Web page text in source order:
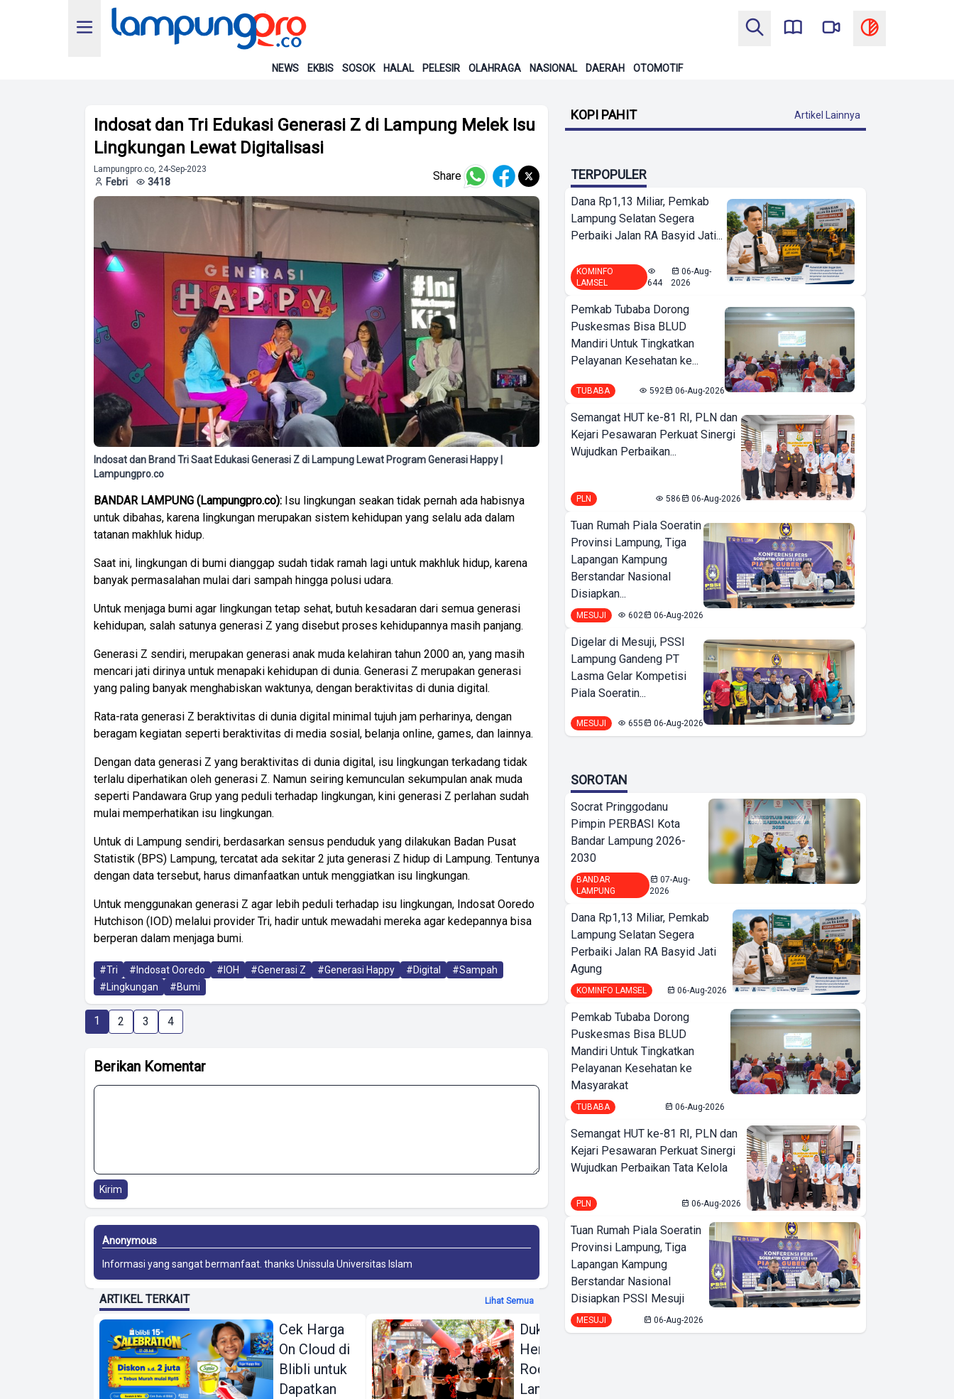
NEWS EKBIS SOSOK HALAL PELESIR OLAHRAGA NASIONAL DAERAH OTOMOTIF
Indosat dan Tri Edukasi Generasi Z di Lampung Melek Isu
Lingkungan Lewat Digitalisasi
Lampungpro.co, 24-Sep-2023
Febri 3418 Share
Indosat dan Brand Tri Saat Edukasi Generasi Z di Lampung Lewat Program Generasi Happy |
Lampungpro.co
BANDAR LAMPUNG (Lampungpro.co): Isu lingkungan seakan tidak pernah ada habisnya
untuk dibahas, karena lingkungan merupakan sistem kehidupan yang selalu ada dalam
tatanan makhluk hidup.
Saat ini, lingkungan di bumi dianggap sudah tidak ramah lagi untuk makhluk hidup, karena
banyak permasalahan mulai dari sampah hingga polusi udara.
Untuk menjaga bumi agar lingkungan tetap sehat, butuh kesadaran dari semua generasi
kehidupan, salah satunya generasi Z yang disebut proses kehidupannya masih panjang.
Generasi Z sendiri, merupakan generasi anak muda kelahiran tahun 2000 an, yang masih
mencari jati dirinya untuk menapaki kehidupan di dunia. Generasi Z merupakan generasi
yang paling banyak menghabiskan waktunya, dengan beraktivitas di dunia digital.
Rata-rata generasi Z beraktivitas di dunia digital minimal tujuh jam perharinya, dengan
beragam kegiatan seperti beraktivitas di media sosial, belanja online, games, dan lainnya.
Dengan data generasi Z yang beraktivitas di dunia digital, isu lingkungan terkadang tidak
terlalu diperhatikan oleh generasi Z. Namun seiring kemunculan sekumpulan anak muda
seperti Pandawara Grup yang peduli terhadap lingkungan, kini generasi Z perlahan sudah
mulai memperhatikan isu lingkungan.
Untuk di Lampung sendiri, berdasarkan sensus penduduk yang dilakukan Badan Pusat
Statistik (BPS) Lampung, tercatat ada sekitar 2 juta generasi Z hidup di Lampung. Tentunya
dengan data tersebut, harus dimanfaatkan untuk menggiatkan isu lingkungan.
Untuk menggunakan generasi Z agar lebih peduli terhadap isu lingkungan, Indosat Ooredo
Hutchison (IOD) melalui provider Tri, hadir untuk mewadahi mereka agar kedepannya bisa
berperan dalam menjaga bumi.
#Tri #Indosat Ooredo #IOH #Generasi Z #Generasi Happy #Digital
#Sampah
#Lingkungan
#Bumi
1 2 3 4
Berikan Komentar
Kirim
Anonymous
Informasi yang sangat bermanfaat. thanks Unissula Universitas Islam
ARTIKEL TERKAIT Lihat Semua
Cek Harga
On Cloud di
Blibli untuk
Dapatkan
Dukung Gerakan
Hemat Energi,
Rodalink
Lampung Hadir
Stabilitas
KOPI PAHIT Artikel Lainnya
TERPOPULER
Dana Rp1,13 Miliar, Pemkab
Lampung Selatan Segera
Perbaiki Jalan RA Basyid Jati...
KOMINFO
LAMSEL
644
06-Aug-
2026
Pemkab Tubaba Dorong
Puskesmas Bisa BLUD
Mandiri Untuk Tingkatkan
Pelayanan Kesehatan ke...
TUBABA 592 06-Aug-2026
Semangat HUT ke-81 RI, PLN dan
Kejari Pesawaran Perkuat Sinergi
Wujudkan Perbaikan...
PLN 586 06-Aug-2026
Tuan Rumah Piala Soeratin
Provinsi Lampung, Tiga
Lapangan Kampung
Berstandar Nasional
Disiapkan...
MESUJI 602 06-Aug-2026
Digelar di Mesuji, PSSI
Lampung Gandeng PT
Lasma Gelar Kompetisi
Piala Soeratin...
MESUJI 655 06-Aug-2026
SOROTAN
Socrat Pringgodanu
Pimpin PERBASI Kota
Bandar Lampung 2026-
2030
BANDAR
LAMPUNG
07-Aug-
2026
Dana Rp1,13 Miliar, Pemkab
Lampung Selatan Segera
Perbaiki Jalan RA Basyid Jati
Agung
KOMINFO LAMSEL 06-Aug-2026
Pemkab Tubaba Dorong
Puskesmas Bisa BLUD
Mandiri Untuk Tingkatkan
Pelayanan Kesehatan ke
Masyarakat
TUBABA 06-Aug-2026
Semangat HUT ke-81 RI, PLN dan
Kejari Pesawaran Perkuat Sinergi
Wujudkan Perbaikan Tata Kelola
PLN 06-Aug-2026
Tuan Rumah Piala Soeratin
Provinsi Lampung, Tiga
Lapangan Kampung
Berstandar Nasional
Disiapkan PSSI Mesuji
MESUJI 06-Aug-2026